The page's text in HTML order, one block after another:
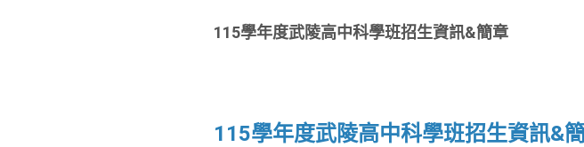
115學年度武陵高中科學班招生資訊&簡章
115學年度武陵高中科學班招生資訊&